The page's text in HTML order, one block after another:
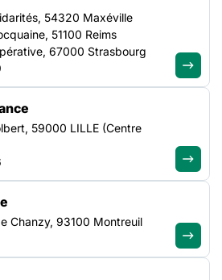
Le 9 décembre 2021,
près de 100
professionnel.le.s des
secteurs social, médico-
social et sanitaire se
du Refuge, centre
Fondation de l’Armée du
Salut, à l’occasion d’une
Fédération des acteurs
de la solidarité Ile-de-
France sur la thématique
54320 Maxéville
51100 Reims
67000 Strasbourg
59000 LILLE (Centre
Chanzy, 93100 Montreuil